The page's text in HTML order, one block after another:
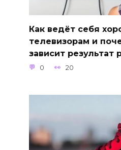
Как ведёт себя
телевизорам и
зависит результат
0 20